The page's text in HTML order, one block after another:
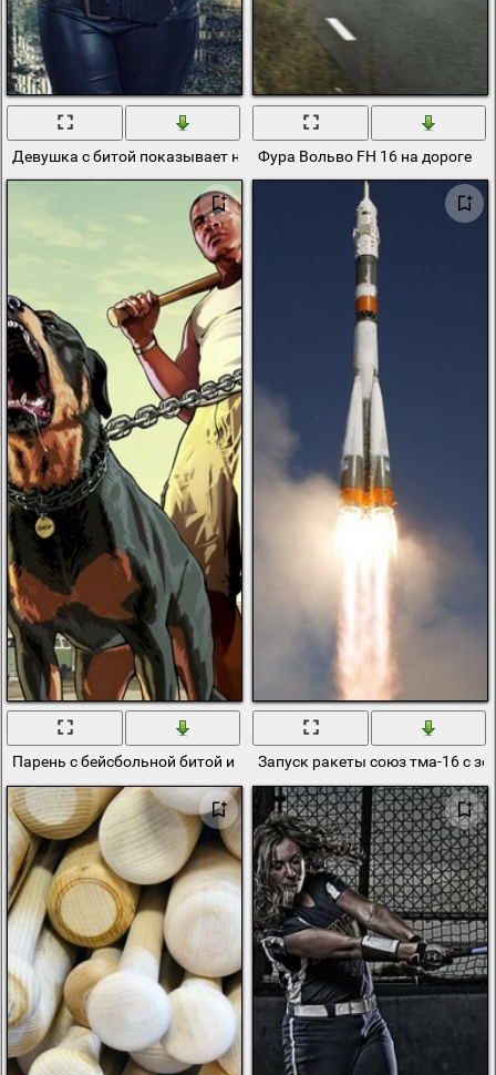
Девушка с битой показывает неприличный жест
Фура Вольво FH 16 на дороге
Парень с бейсбольной битой и разъяренным ротвейлером
Запуск ракеты союз тма-16 с